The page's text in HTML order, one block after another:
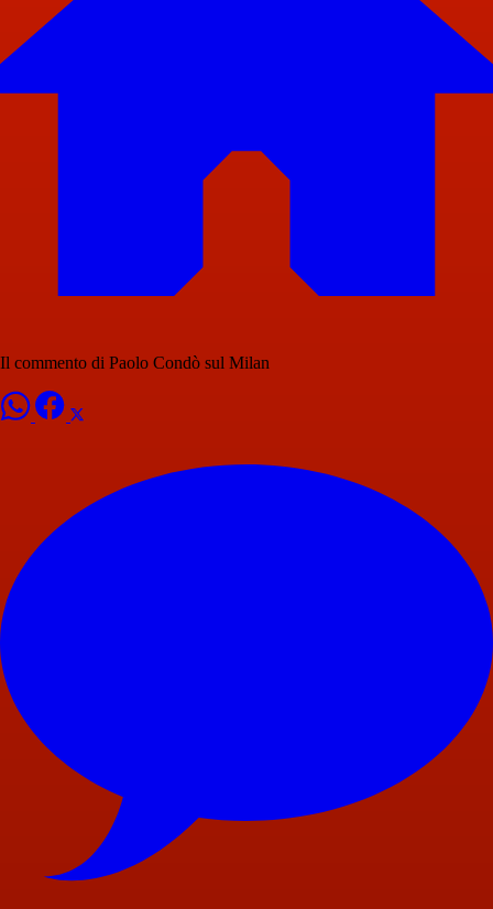
Il commento di Paolo Condò sul Milan